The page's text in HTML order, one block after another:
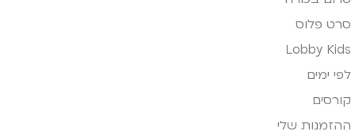
סרט פלוס
Lobby Kids
לפי ימים
קורסים
ההזמנות שלי